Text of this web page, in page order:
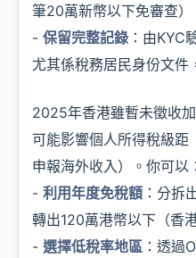
筆20萬新幣以下免審查）
- 保留完整記錄 ：由KYC
尤其係稅務居民身份文件
2025年香港雖暫未徵收
可能影響個人所得稅級距
申報海外收入）。你可以：
- 利用年度免稅額 ：分拆
轉出120萬港幣以下（香
- 選擇低稅率地區 ：透過